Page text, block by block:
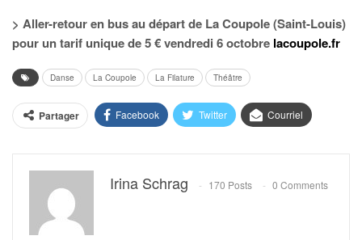
> Aller-retour en bus au départ de La Coupole (Saint-Louis)
pour un tarif unique de 5 € vendredi 6 octobre lacoupole.fr
Danse La Coupole La Filature Théâtre
Partager Facebook Twitter Courriel
Irina Schrag 170 Posts 0 Comments